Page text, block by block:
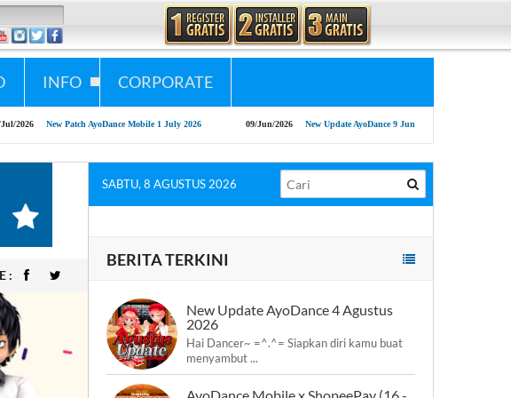
INFO CORPORATE
Patch AyoDance Mobile 1 July 2026 09/Jun/2026 New Update AyoDance 9 Juni 2026
:
SABTU, 8 AGUSTUS 2026
BERITA TERKINI
New Update AyoDance 4 Agustus
2026
Hai Dancer~ =^.^= Siapkan diri kamu buat
menyambut ...